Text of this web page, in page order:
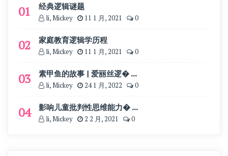
01 经典逻辑谜题
li, Mickey 11 1 月, 2021 0
02 家庭教育逻辑学历程
li, Mickey 11 1 月, 2021 0
03 素甲鱼的故事 | 爱丽丝逻� ...
li, Mickey 24 1 月, 2022 0
04 影响儿童批判性思维能力� ...
li, Mickey 2 2 月, 2021 0